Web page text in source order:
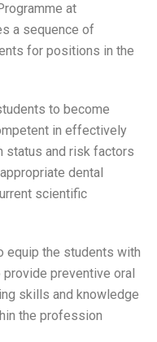
The Mouth and Dental
Fenerbahçe University
courses that will prepare
The programme aims to
professionals who are
assessing patients’ oral
and have the skills to
hygiene diagnosis based
The programme is
the clinical skills
health care with decision-
of the laws and